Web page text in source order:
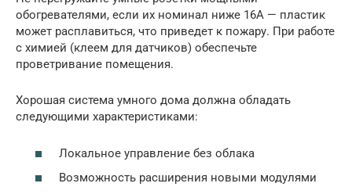
обогревателями, если их номинал ниже 16А — пластик
может расплавиться, что приведет к пожару. При работе
с химией (клеем для датчиков) обеспечьте
проветривание помещения.
Хорошая система умного дома должна обладать
следующими характеристиками:
Локальное управление без облака
Возможность расширения новыми модулями